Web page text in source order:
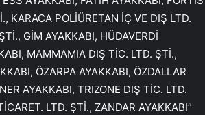
KARACA POLİÜRETAN İÇ VE DIŞ LTD.
GİM AYAKKABI, HÜDAVERDİ
MAMMAMIA DIŞ TİC. LTD. ŞTİ.,
ÖZARPA AYAKKABI, ÖZDALLAR
AYAKKABI, TRIZONE DIŞ TİC. LTD.
LTD. ŞTİ., ZANDAR AYAKKABI”